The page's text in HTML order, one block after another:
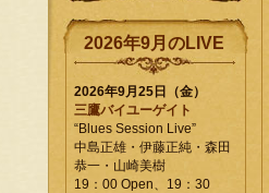
2026年9月のLIVE
2026年9月25日（金）
三鷹バイユーゲイト
“Blues Session Live”
中島正雄・伊藤正純・森田
恭一・山崎美樹
19：00 Open、19：30